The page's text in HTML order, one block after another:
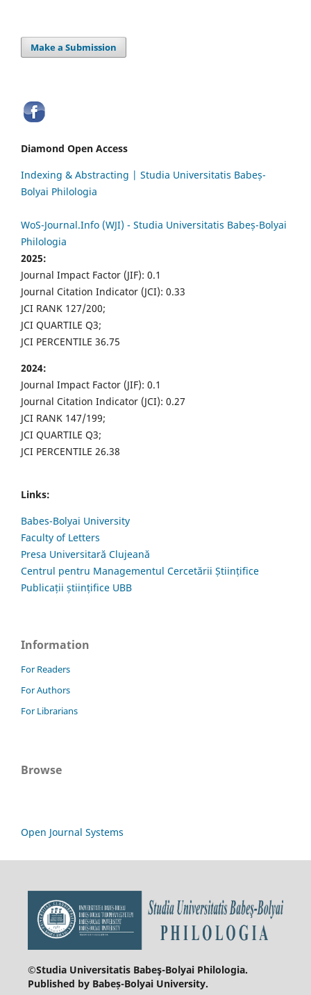
Make a Submission
Diamond Open Access
Indexing & Abstracting | Studia Universitatis Babeș-
Bolyai Philologia
WoS-Journal.Info (WJI) - Studia Universitatis Babeș-Bolyai
Philologia
2025:
Journal Impact Factor (JIF): 0.1
Journal Citation Indicator (JCI): 0.33
JCI RANK 127/200;
JCI QUARTILE Q3;
JCI PERCENTILE 36.75
2024:
Journal Impact Factor (JIF): 0.1
Journal Citation Indicator (JCI): 0.27
JCI RANK 147/199;
JCI QUARTILE Q3;
JCI PERCENTILE 26.38
Links:
Babes-Bolyai University
Faculty of Letters
Presa Universitară Clujeană
Centrul pentru Managementul Cercetării Științifice
Publicații științifice UBB
Information
For Readers
For Authors
For Librarians
Browse
Open Journal Systems
©Studia Universitatis Babeş-Bolyai Philologia.
Published by Babeș-Bolyai University.